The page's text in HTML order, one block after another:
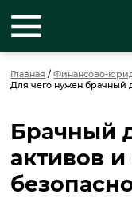
Главная /Финансово-
Для чего нужен брачный
Брачный
активов